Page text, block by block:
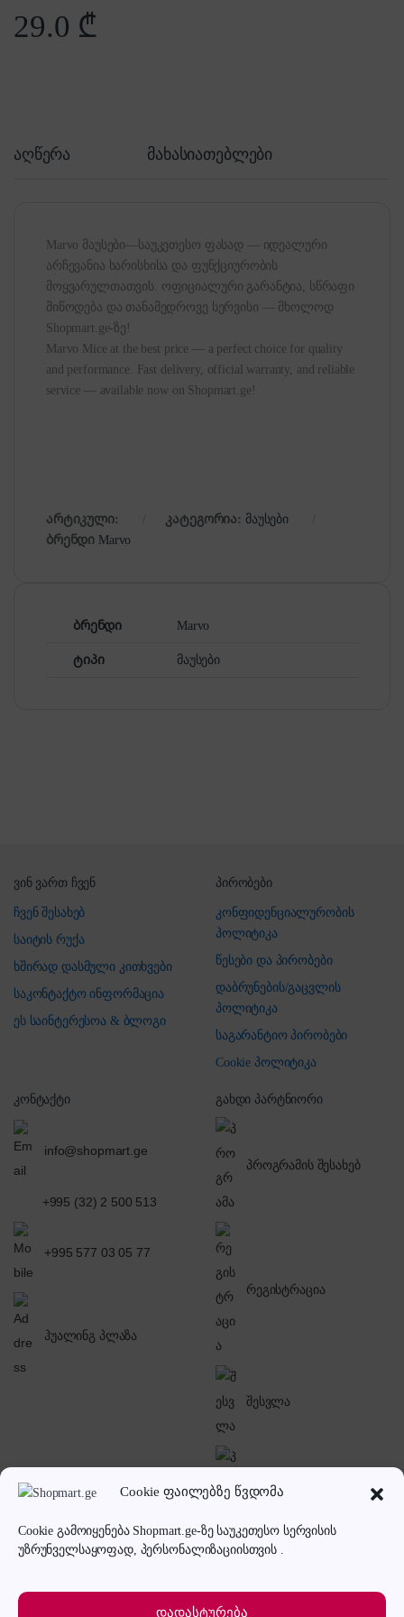
Cookie ფაილებზე წვდომა
Cookie გამოიყენება Shopmart.ge-ზე საუკეთესო სერვისის
უზრუნველსაყოფად, პერსონალიზაციისთვის .
დადასტურება
29.0 ₾
აღწერა მახასიათებლები
Marvo მაუსები—საუკეთესო ფასად — იდეალური
არჩევანია ხარისხისა და ფუნქციურობის
მოყვარულთათვის. ოფიციალური გარანტია, სწრაფი
მიწოდება და თანამედროვე სერვისი — მხოლოდ
Shopmart.ge-ზე!
Marvo Mice at the best price — a perfect choice for quality
and performance. Fast delivery, official warranty, and reliable
service — available now on Shopmart.ge!
არტიკული: კატეგორია: მაუსები
ბრენდი Marvo
ბრენდი Marvo
ტიპი მაუსები
ვინ ვართ ჩვენ
ჩვენ შესახებ
საიტის რუქა
ხშირად დასმული კითხვები
საკონტაქტო ინფორმაცია
ეს საინტერესოა & ბლოგი
პირობები
კონფიდენციალურობის
პოლიტიკა
წესები და პირობები
დაბრუნების/გაცვლის
პოლიტიკა
საგარანტიო პირობები
Cookie პოლიტიკა
კონტაქტი
info@shopmart.ge
+995 (32) 2 500 513
+995 577 03 05 77
ჰუალინგ პლაზა
გახდი პარტნიორი
პროგრამის შესახებ
რეგისტრაცია
შესვლა
პირადი კაბინეტი